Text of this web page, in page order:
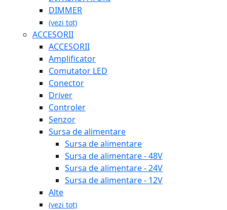
DIMMER
(vezi tot)
ACCESORII
ACCESORII
Amplificator
Comutator LED
Conector
Driver
Controler
Senzor
Sursa de alimentare
Sursa de alimentare
Sursa de alimentare - 48V
Sursa de alimentare - 24V
Sursa de alimentare - 12V
Alte
(vezi tot)